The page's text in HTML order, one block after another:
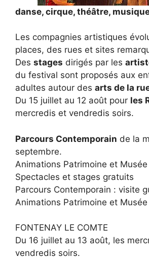
danse, cirque, théâtre,
Les compagnies artistiques
places, des rues et sites
Des stages dirigés par les
du festival sont proposés aux
adultes autour des arts de la
Du 15 juillet au 12 août pour les
mercredis et vendredis soirs.
Parcours Contemporain de la
septembre.
Animations Patrimoine et Musée
Spectacles et stages gratuits
Parcours Contemporain : visite
Animations Patrimoine et
FONTENAY LE COMTE
Du 16 juillet au 13 août, les
vendredis soirs.